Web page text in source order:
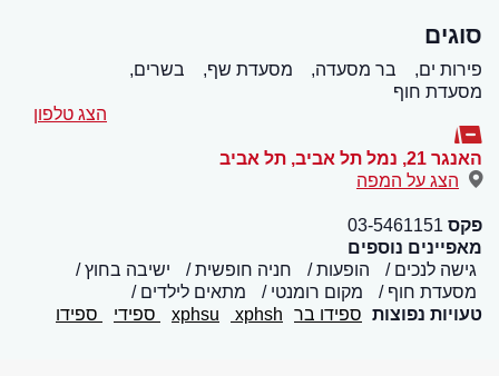
סוגים
פירות ים, בר מסעדה, מסעדת שף,
בשרים,
מסעדת חוף
הצג טלפון
האנגר 21, נמל תל אביב , תל אביב
הצג על המפה
פקס 03-5461151
מאפיינים נוספים
גישה לנכים
הופעות חניה חופשית
ישיבה בחוץ
מסעדת חוף
מקום רומנטי
מתאים לילדים
טעויות נפוצות ספידו בר xphsu xphsh ספידי ספידו